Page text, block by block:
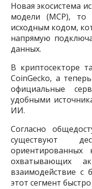
Новая экосистема
модели (MCP), то
исходным кодом,
напрямую
данных.
В криптосекторе
CoinGecko, а
официальные
удобными
ИИ.
Согласно
существуют
охватывающих
взаимодействие с
этот сегмент